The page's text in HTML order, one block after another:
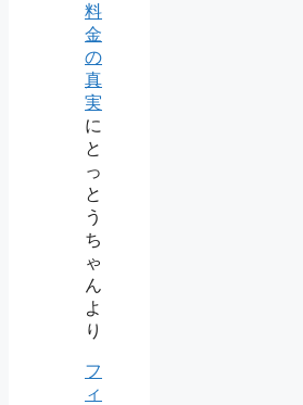
料
金
の
真
実
に
と
っ
と
う
ち
ゃ
ん
よ
り
フ
ィ